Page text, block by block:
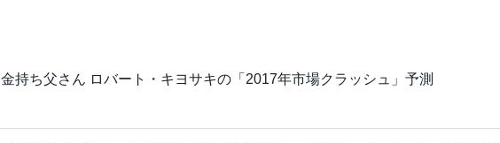
金持ち父さん ロバート・キヨサキの「2017年市場クラッシュ」予測